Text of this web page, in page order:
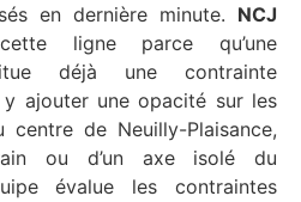
en dernière minute. NCJ
ligne parce qu’une
déjà une contrainte
ajouter une opacité sur les
centre de Neuilly-Plaisance,
ou d’un axe isolé du
évalue les contraintes